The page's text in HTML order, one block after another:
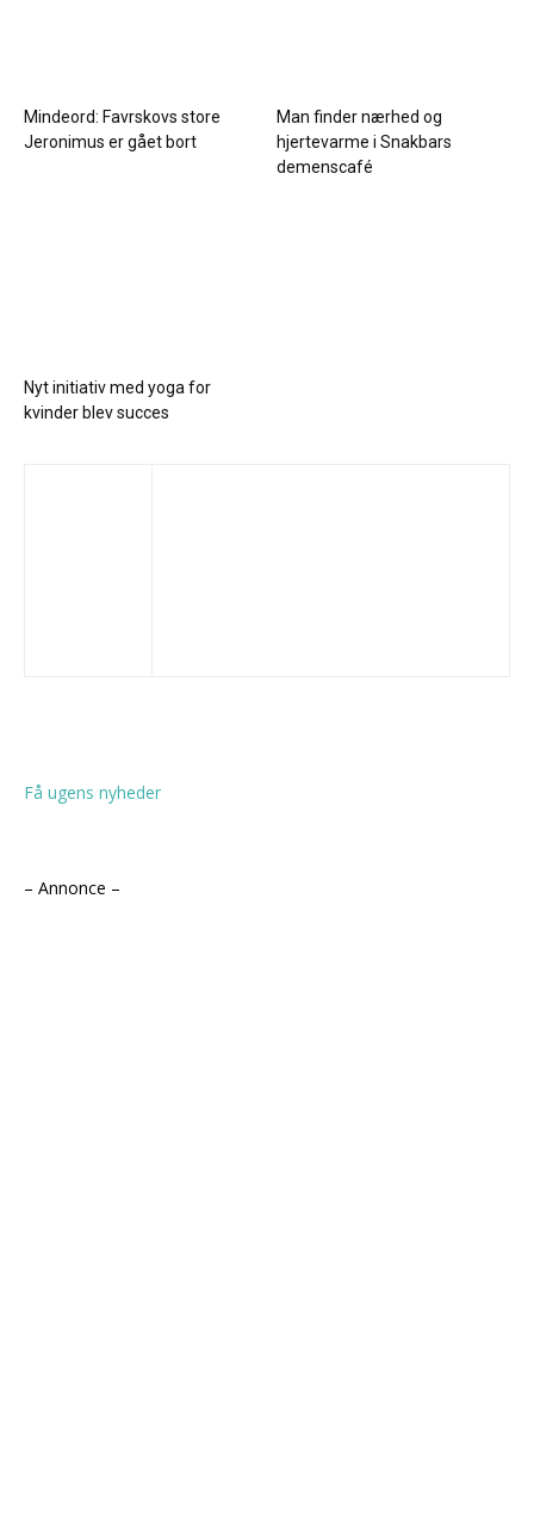
Mindeord: Favrskovs store
Jeronimus er gået bort
Man finder nærhed og
hjertevarme i Snakbars
demenscafé
Nyt initiativ med yoga for
kvinder blev succes
Få ugens nyheder
– Annonce –